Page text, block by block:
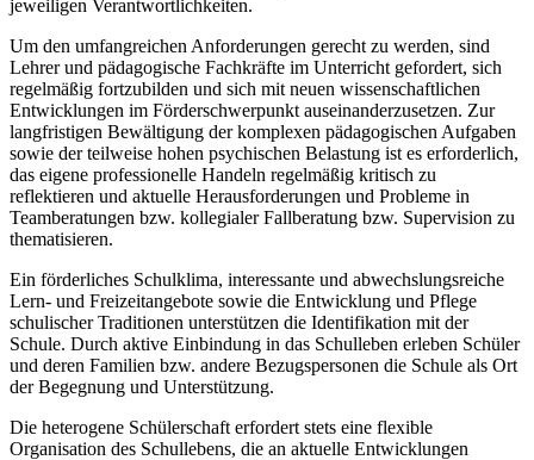
jeweiligen Verantwortlichkeiten.
Um den umfangreichen Anforderungen gerecht zu werden, sind
Lehrer und pädagogische Fachkräfte im Unterricht gefordert, sich
regelmäßig fortzubilden und sich mit neuen wissenschaftlichen
Entwicklungen im Förderschwerpunkt auseinanderzusetzen. Zur
langfristigen Bewältigung der komplexen pädagogischen Aufgaben
sowie der teilweise hohen psychischen Belastung ist es erforderlich,
das eigene professionelle Handeln regelmäßig kritisch zu
reflektieren und aktuelle Herausforderungen und Probleme in
Teamberatungen bzw. kollegialer Fallberatung bzw. Supervision zu
thematisieren.
Ein förderliches Schulklima, interessante und abwechslungsreiche
Lern- und Freizeitangebote sowie die Entwicklung und Pflege
schulischer Traditionen unterstützen die Identifikation mit der
Schule. Durch aktive Einbindung in das Schulleben erleben Schüler
und deren Familien bzw. andere Bezugspersonen die Schule als Ort
der Begegnung und Unterstützung.
Die heterogene Schülerschaft erfordert stets eine flexible
Organisation des Schullebens, die an aktuelle Entwicklungen